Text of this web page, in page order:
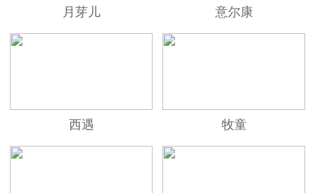
月芽儿 意尔康
西遇 牧童